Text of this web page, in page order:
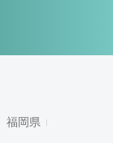
福岡県